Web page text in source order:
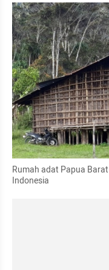
Rumah adat Papua
Indonesia